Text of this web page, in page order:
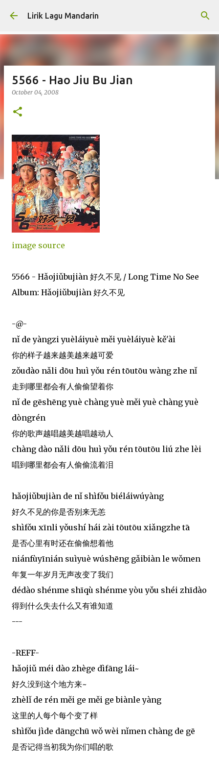
Skip to main content
Lirik Lagu Mandarin
5566 - Hao Jiu Bu Jian
October 04, 2008
image source
5566 - Hǎojiǔbujiàn 好久不见 / Long Time No See
Album: Hǎojiǔbujiàn 好久不见
-@-
nǐ de yàngzi yuèláiyuè měi yuèláiyuè kě'ài
你的样子越来越美越来越可爱
zǒudào nǎli dōu huì yǒu rén tōutōu wàng zhe nǐ
走到哪里都会有人偷偷望着你
nǐ de gēshēng yuè chàng yuè měi yuè chàng yuè
dòngrén
你的歌声越唱越美越唱越动人
chàng dào nǎli dōu huì yǒu rén tōutōu liú zhe lèi
唱到哪里都会有人偷偷流着泪
hǎojiǔbujiàn de nǐ shìfǒu biéláiwúyàng
好久不见的你是否别来无恙
shìfǒu xīnli yǒushí hái zài tōutōu xiǎngzhe tā
是否心里有时还在偷偷想着他
niánfùyīnián suìyuè wúshēng gǎibiàn le wǒmen
年复一年岁月无声改变了我们
dédào shénme shīqù shénme yòu yǒu shéi zhīdào
得到什么失去什么又有谁知道
---
-REFF-
hǎojiǔ méi dào zhège dìfāng lái~
好久没到这个地方来~
zhèlǐ de rén měi ge měi ge biànle yàng
这里的人每个每个变了样
shìfǒu jìde dāngchū wǒ wèi nǐmen chàng de gē
是否记得当初我为你们唱的歌